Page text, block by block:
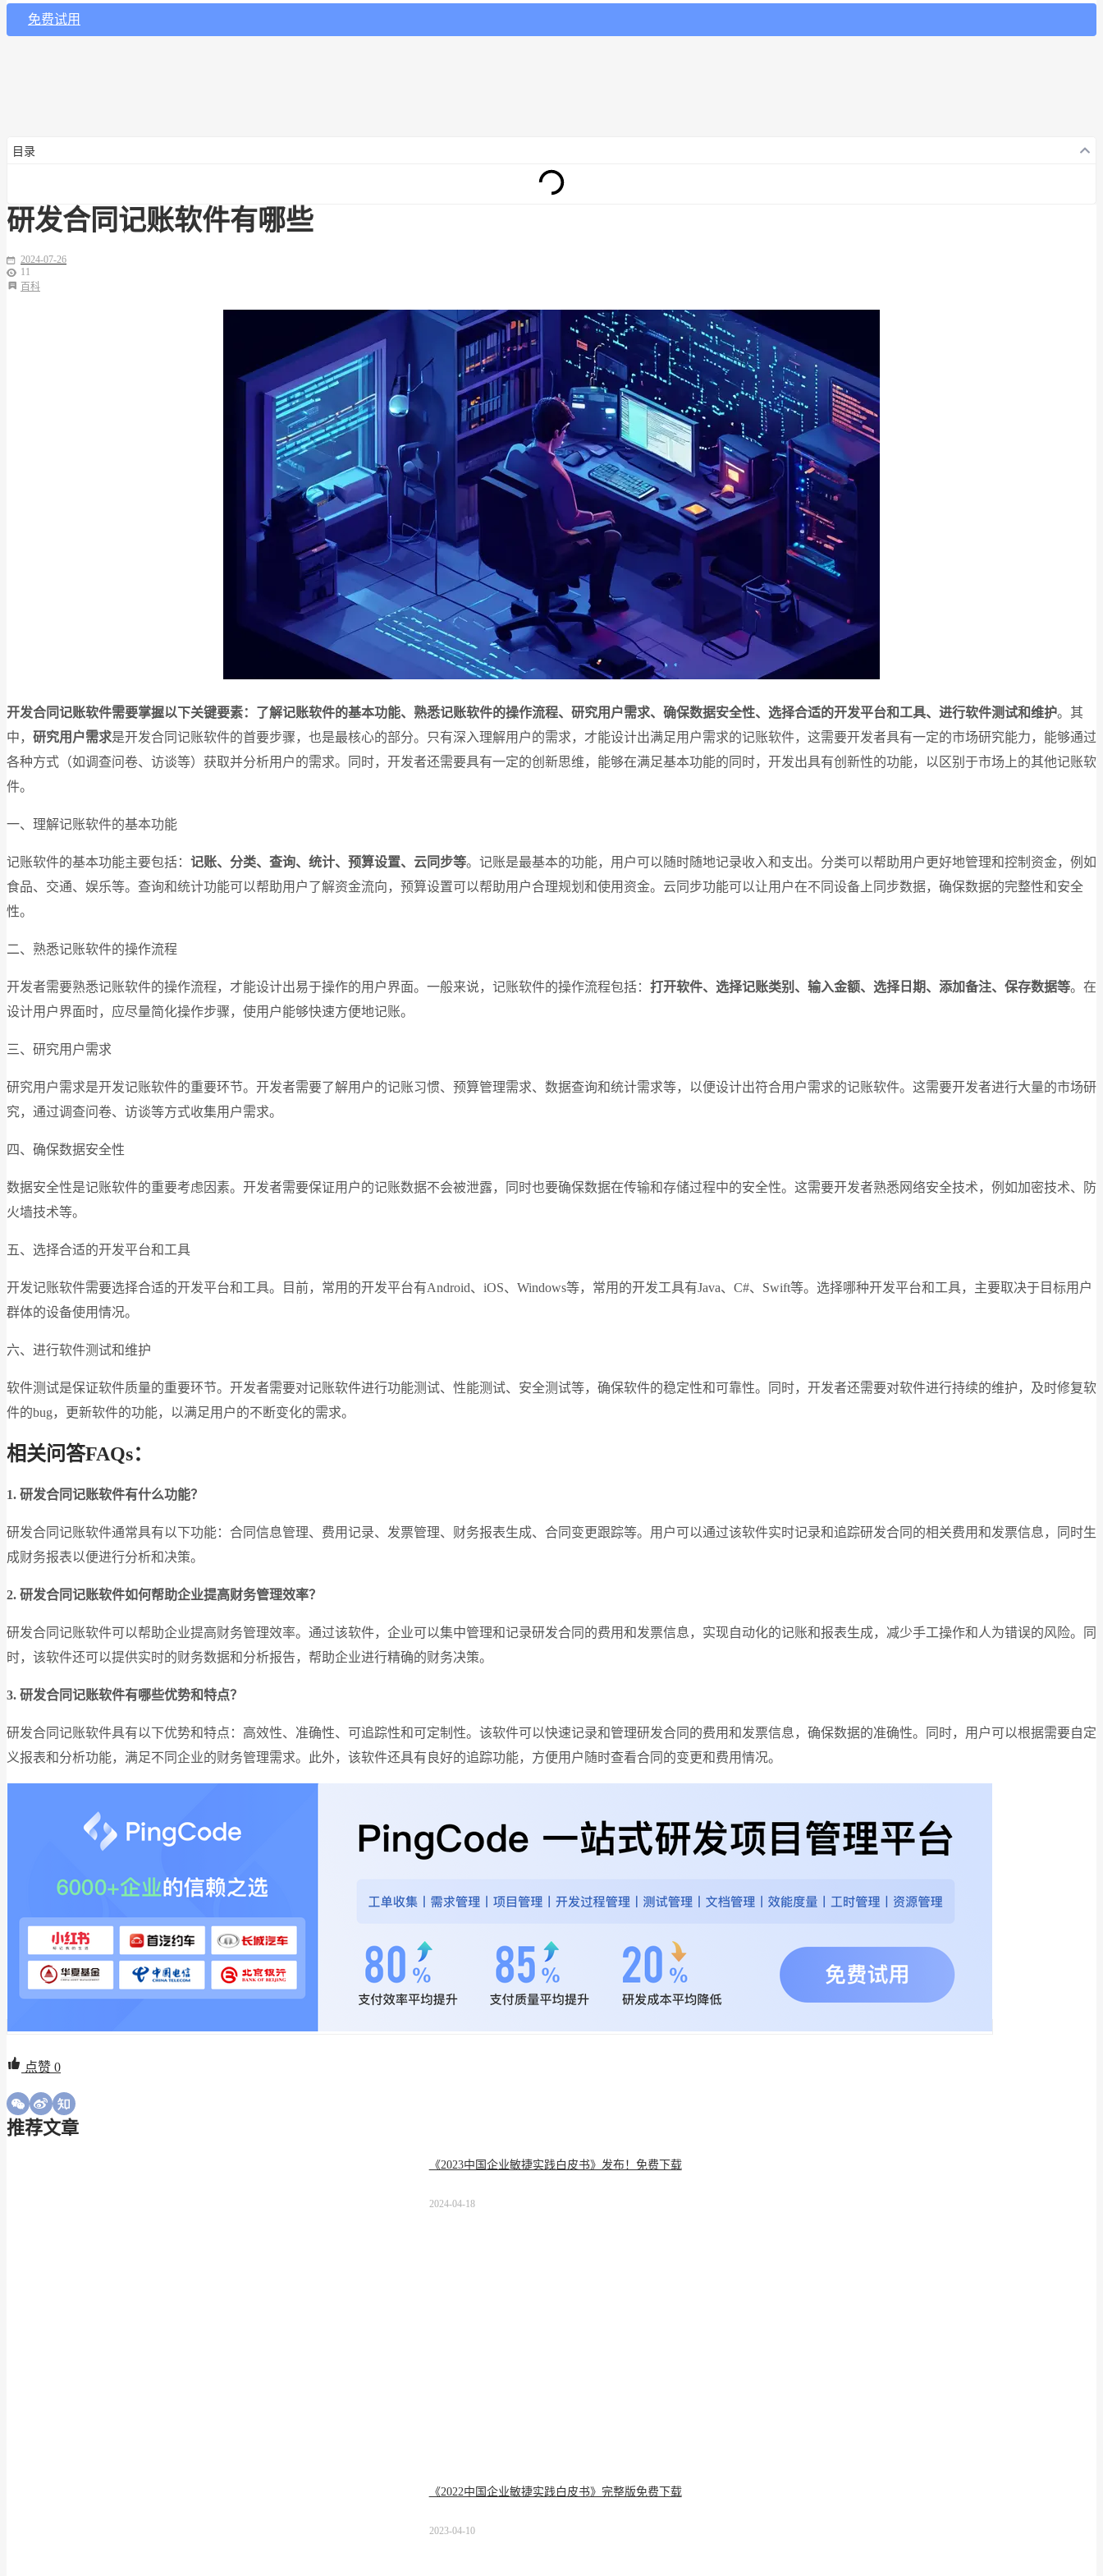
免费试用
目录
研发合同记账软件有哪些
2024-07-26
11
百科
开发合同记账软件需要掌握以下关键要素：了解记账软件的基本功能、熟悉记账软件的操作流程、研究用户需求、确保数据安全性、选择合适的开发平台和工具、进行软件测试和维护。其
中， 研究用户需求是开发合同记账软件的首要步骤，也是最核心的部分。只有深入理解用户的需求，才能设计出满足用户需求的记账软件，这需要开发者具有一定的市场研究能力，能够通过
各种方式（如调查问卷、访谈等）获取并分析用户的需求。同时，开发者还需要具有一定的创新思维，能够在满足基本功能的同时，开发出具有创新性的功能，以区别于市场上的其他记账软
件。
一、理解记账软件的基本功能
记账软件的基本功能主要包括： 记账、分类、查询、统计、预算设置、云同步等。记账是最基本的功能，用户可以随时随地记录收入和支出。分类可以帮助用户更好地管理和控制资金，例如
食品、交通、娱乐等。查询和统计功能可以帮助用户了解资金流向，预算设置可以帮助用户合理规划和使用资金。云同步功能可以让用户在不同设备上同步数据，确保数据的完整性和安全
性。
二、熟悉记账软件的操作流程
开发者需要熟悉记账软件的操作流程，才能设计出易于操作的用户界面。一般来说，记账软件的操作流程包括： 打开软件、选择记账类别、输入金额、选择日期、添加备注、保存数据等。在
设计用户界面时，应尽量简化操作步骤，使用户能够快速方便地记账。
三、研究用户需求
研究用户需求是开发记账软件的重要环节。开发者需要了解用户的记账习惯、预算管理需求、数据查询和统计需求等，以便设计出符合用户需求的记账软件。这需要开发者进行大量的市场研
究，通过调查问卷、访谈等方式收集用户需求。
四、确保数据安全性
数据安全性是记账软件的重要考虑因素。开发者需要保证用户的记账数据不会被泄露，同时也要确保数据在传输和存储过程中的安全性。这需要开发者熟悉网络安全技术，例如加密技术、防
火墙技术等。
五、选择合适的开发平台和工具
开发记账软件需要选择合适的开发平台和工具。目前，常用的开发平台有Android、iOS、Windows等，常用的开发工具有Java、C#、Swift等。选择哪种开发平台和工具，主要取决于目标用户
群体的设备使用情况。
六、进行软件测试和维护
软件测试是保证软件质量的重要环节。开发者需要对记账软件进行功能测试、性能测试、安全测试等，确保软件的稳定性和可靠性。同时，开发者还需要对软件进行持续的维护，及时修复软
件的bug，更新软件的功能，以满足用户的不断变化的需求。
相关问答FAQs：
1. 研发合同记账软件有什么功能？
研发合同记账软件通常具有以下功能：合同信息管理、费用记录、发票管理、财务报表生成、合同变更跟踪等。用户可以通过该软件实时记录和追踪研发合同的相关费用和发票信息，同时生
成财务报表以便进行分析和决策。
2. 研发合同记账软件如何帮助企业提高财务管理效率？
研发合同记账软件可以帮助企业提高财务管理效率。通过该软件，企业可以集中管理和记录研发合同的费用和发票信息，实现自动化的记账和报表生成，减少手工操作和人为错误的风险。同
时，该软件还可以提供实时的财务数据和分析报告，帮助企业进行精确的财务决策。
3. 研发合同记账软件有哪些优势和特点？
研发合同记账软件具有以下优势和特点：高效性、准确性、可追踪性和可定制性。该软件可以快速记录和管理研发合同的费用和发票信息，确保数据的准确性。同时，用户可以根据需要自定
义报表和分析功能，满足不同企业的财务管理需求。此外，该软件还具有良好的追踪功能，方便用户随时查看合同的变更和费用情况。
点赞 0
推荐文章
《2023中国企业敏捷实践白皮书》发布！免费下载
2024-04-18
《2022中国企业敏捷实践白皮书》完整版免费下载
2023-04-10